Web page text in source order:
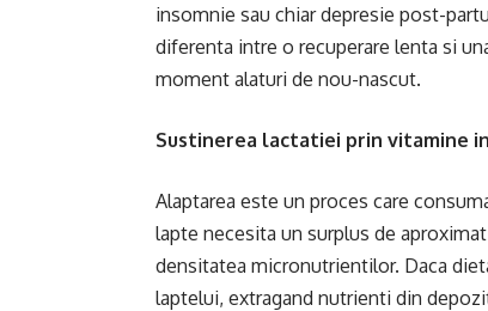
insomnie sau chiar depresie post-
diferenta intre o recuperare lenta si
moment alaturi de nou-nascut.
Sustinerea lactatiei prin vitamine
Alaptarea este un proces care
lapte necesita un surplus de
densitatea micronutrientilor. Daca
laptelui, extragand nutrienti din